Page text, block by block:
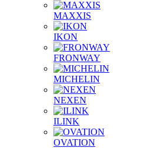
MAXXIS
IKON
FRONWAY
MICHELIN
NEXEN
ILINK
OVATION